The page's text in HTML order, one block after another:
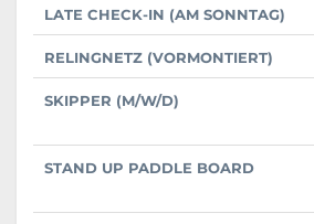
LATE CHECK-IN (AM SONNTAG)
RELINGNETZ (VORMONTIERT)
SKIPPER (M/W/D)
STAND UP PADDLE BOARD